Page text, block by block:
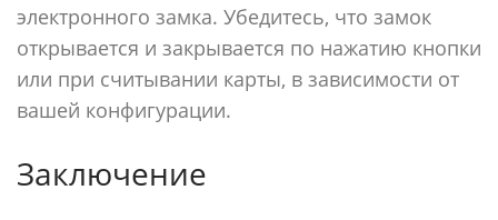
электронного замка. Убедитесь, что замок
открывается и закрывается по нажатию кнопки
или при считывании карты, в зависимости от
вашей конфигурации.
Заключение